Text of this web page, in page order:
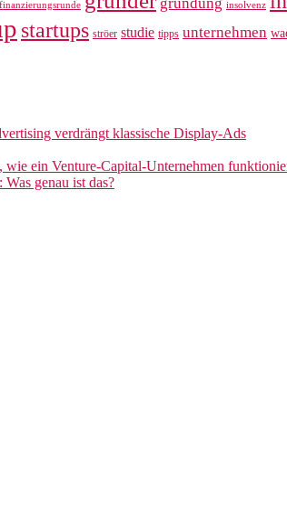
finanzierungsrunde insolvenz
startups ströer studie tipps unternehmen
verdrängt klassische Display-Ads
wie ein Venture-Capital-Unternehmen
Was genau ist das?